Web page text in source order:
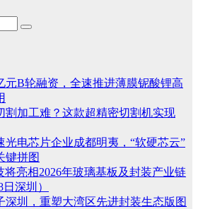
元B轮融资，全速推进薄膜铌酸锂高
割加工难？这款超精密切割机实现
光电芯片企业成都明夷，“软硬芯云”
键拼图
将亮相2026年玻璃基板及封装产业链
深圳）
深圳，重塑大湾区先进封装生态版图